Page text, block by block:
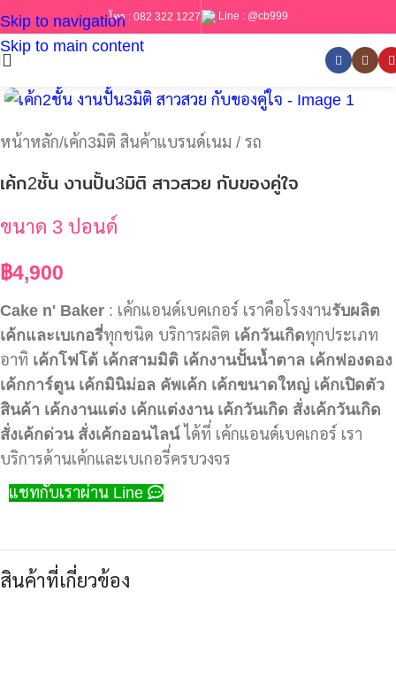
Skip to navigation
Skip to main content
โทร : 082 322 1227 Line : @cb999
หน้าหลัก/เค้ก3มิติ สินค้าแบรนด์เนม / รถ
เค้ก2ชั้น งานปั้น3มิติ สาวสวย กับของคู่ใจ
ขนาด 3 ปอนด์
฿4,900
Cake n' Baker : เค้กแอนด์เบคเกอร์ เราคือโรงงานรับผลิต
เค้กและเบเกอรี่ทุกชนิด บริการผลิต เค้กวันเกิดทุกประเภท
อาทิ เค้กโฟโต้ เค้กสามมิติ เค้กงานปั้นน้ำตาล เค้กฟองดอง
เค้กการ์ตูน เค้กมินิม่อล คัพเค้ก เค้กขนาดใหญ่ เค้กเปิดตัว
สินค้า เค้กงานแต่ง เค้กแต่งงาน เค้กวันเกิด สั่งเค้กวันเกิด
สั่งเค้กด่วน สั่งเค้กออนไลน์ได้ที่ เค้กแอนด์เบคเกอร์ เรา
บริการด้านเค้กและเบเกอรี่ครบวงจร
แชทกับเราผ่าน Line
สินค้าที่เกี่ยวข้อง